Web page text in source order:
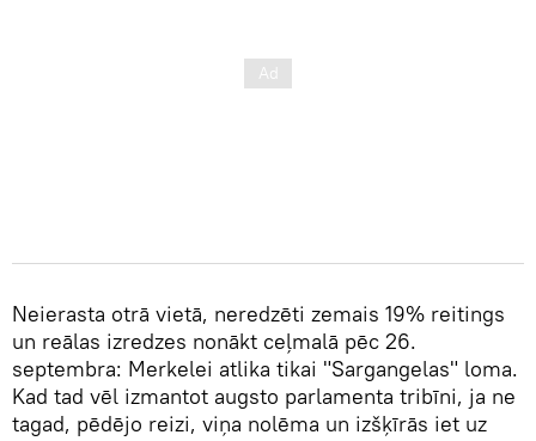
Neierasta otrā vietā, neredzēti zemais 19% reitings
un reālas izredzes nonākt ceļmalā pēc 26.
septembra: Merkelei atlika tikai "Sargangelas" loma.
Kad tad vēl izmantot augsto parlamenta tribīni, ja ne
tagad, pēdējo reizi, viņa nolēma un izšķīrās iet uz